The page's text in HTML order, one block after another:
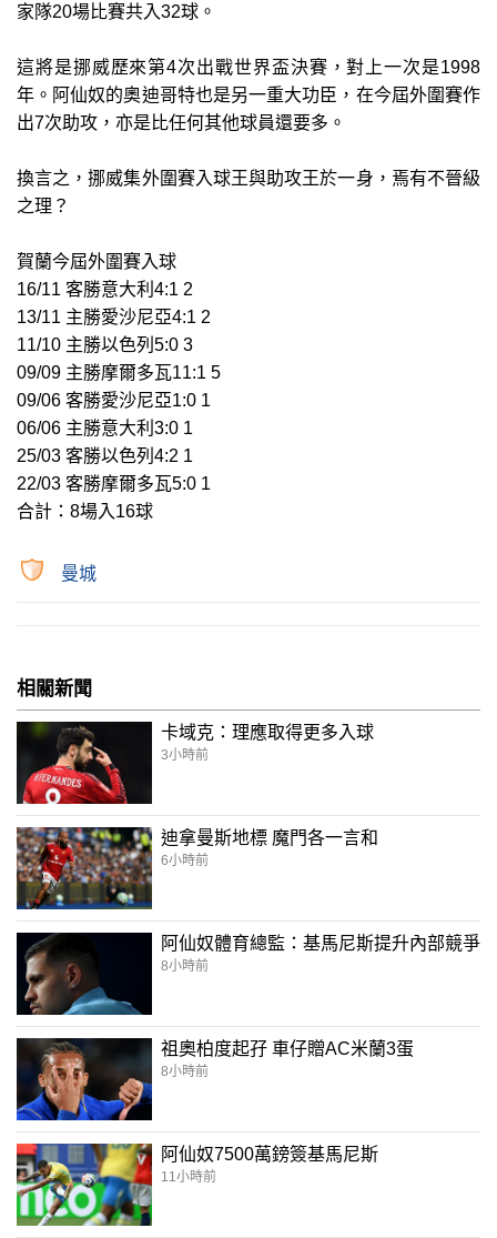
家隊20場比賽共入32球。
這將是挪威歷來第4次出戰世界盃決賽，對上一次是1998
年。阿仙奴的奧迪哥特也是另一重大功臣，在今屆外圍賽作
出7次助攻，亦是比任何其他球員還要多。
換言之，挪威集外圍賽入球王與助攻王於一身，焉有不晉級
之理？
賀蘭今屆外圍賽入球
16/11 客勝意大利4:1 2
13/11 主勝愛沙尼亞4:1 2
11/10 主勝以色列5:0 3
09/09 主勝摩爾多瓦11:1 5
09/06 客勝愛沙尼亞1:0 1
06/06 主勝意大利3:0 1
25/03 客勝以色列4:2 1
22/03 客勝摩爾多瓦5:0 1
合計：8場入16球
曼城
相關新聞
卡域克：理應取得更多入球
3小時前
迪拿曼斯地標 魔門各一言和
6小時前
阿仙奴體育總監：基馬尼斯提升內部競爭
8小時前
祖奧柏度起孖 車仔贈AC米蘭3蛋
8小時前
阿仙奴7500萬鎊簽基馬尼斯
11小時前